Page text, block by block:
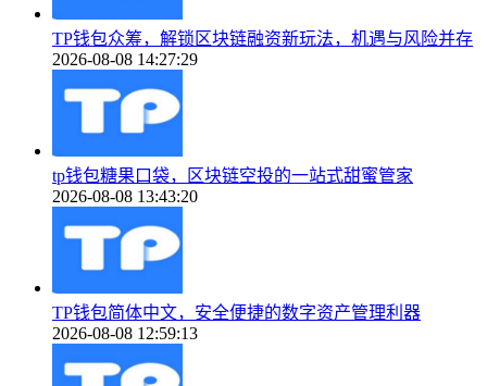
TP钱包众筹，解锁区块链融资新玩法，机遇与风险并存
2026-08-08 14:27:29
tp钱包糖果口袋，区块链空投的一站式甜蜜管家
2026-08-08 13:43:20
TP钱包简体中文，安全便捷的数字资产管理利器
2026-08-08 12:59:13